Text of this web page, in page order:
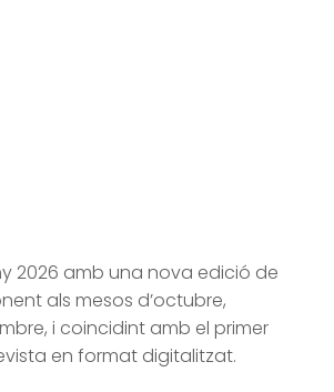
2026 amb una nova edició de
als mesos d’octubre,
i coincidint amb el primer
en format digitalitzat.